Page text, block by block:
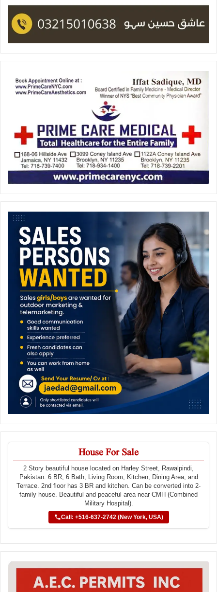
House For Sale
2 Story beautiful house located on Harley Street, Rawalpindi,
Pakistan. 6 BR, 6 Bath, Living Room, Kitchen, Dining Area, and
Terrace. 2nd floor has 3 BR and kitchen. Can be converted into 2-
family house. Beautiful and peaceful area near CMH (Combined
Military Hospital).
Call: +516-637-2742 (New York, USA)